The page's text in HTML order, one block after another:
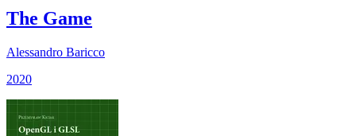
The Game
Alessandro Baricco
2020